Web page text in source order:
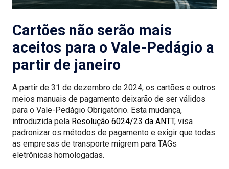
Cartões não serão mais
aceitos para o Vale-Pedágio a
partir de janeiro
A partir de 31 de dezembro de 2024, os cartões e outros
meios manuais de pagamento deixarão de ser válidos
para o Vale-Pedágio Obrigatório. Esta mudança,
introduzida pela Resolução 6024/23 da ANTT, visa
padronizar os métodos de pagamento e exigir que todas
as empresas de transporte migrem para TAGs
eletrônicas homologadas.